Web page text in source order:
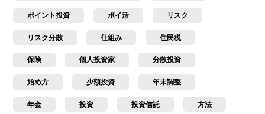
ポイント投資 ポイ活 リスク
リスク分散 仕組み 住民税
保険 個人投資家 分散投資
始め方 少額投資 年末調整
年金 投資 投資信託 方法